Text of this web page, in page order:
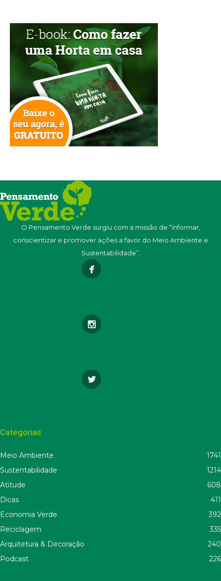
O Pensamento Verde surgiu com a missão de “informar,
conscientizar e promover ações a favor do Meio Ambiente e
Sustentabilidade”.
Categorias
Meio Ambiente
1741
Sustentabilidade
1214
Atitude
608
Dicas
411
Economia Verde
392
Reciclagem
335
Arquitetura & Decoração
240
Podcast
226